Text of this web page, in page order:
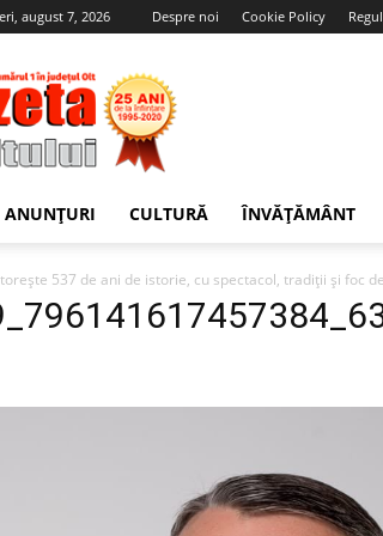
august 7, 2026 Despre noi Cookie Policy
Gazeta
Oltului
ANUNȚURI CULTURĂ ÎNVĂȚĂMÂNT
537 de ani de istorie, cu spectacol, tradiții și foc